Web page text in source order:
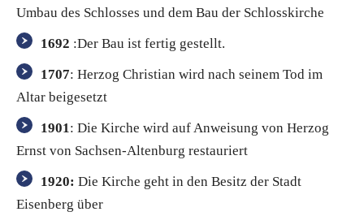
Umbau des Schlosses und dem Bau der Schlosskirche
1692 :Der Bau ist fertig gestellt.
1707: Herzog Christian wird nach seinem Tod im
Altar beigesetzt
1901 : Die Kirche wird auf Anweisung von Herzog
Ernst von Sachsen-Altenburg restauriert
1920: Die Kirche geht in den Besitz der Stadt
Eisenberg über